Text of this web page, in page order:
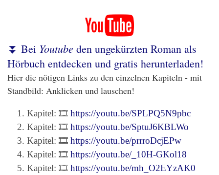
⏬ Bei Youtube den ungekürzten Roman als
Hörbuch entdecken und gratis herunterladen!
Hier die nötigen Links zu den einzelnen Kapiteln - mit
Standbild: Anklicken und lauschen!
Kapitel: 🎞️ https://youtu.be/SPLPQ5N9pbc
Kapitel: 🎞️ https://youtu.be/SptuJ6KBLWo
Kapitel: 🎞️ https://youtu.be/prrroDcjEPw
Kapitel: 🎞️ https://youtu.be/_10H-GKol18
Kapitel: 🎞️ https://youtu.be/mh_O2EYzAK0